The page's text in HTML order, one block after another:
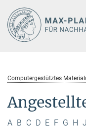
Hauptinhalt
Computergestütztes
A B C D E F G H J